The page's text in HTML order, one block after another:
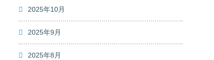
2025年10月
2025年9月
2025年8月